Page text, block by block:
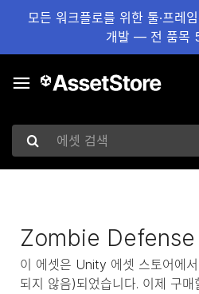
모든 워크플로를 위한 툴·프레
개발 — 전 품목
에셋 검색
Zombie
이 에셋은 Unity 에셋 스토어에
되지 않음)되었습니다. 이제 구매